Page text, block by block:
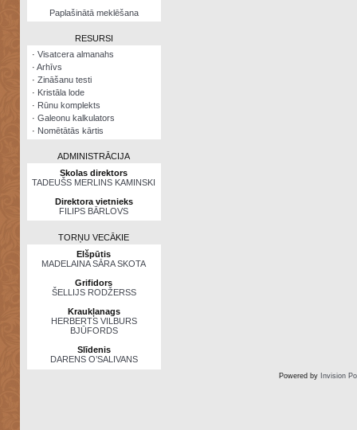
NomētātāsPaplašinātā meklēšana
RESURSI
· Visatcera almanahs
· Arhīvs
· Zināšanu testi
· Kristāla lode
· Rūnu komplekts
· Galeonu kalkulators
· Nomētātās kārtis
ADMINISTRĀCIJA
Skolas direktors
TADEUŠS MERLINS KAMINSKI
Direktora vietnieks
FILIPS BĀRLOVS
TORŅU VECĀKIE
Elšpūtis
MADELAINA SĀRA SKOTA
Grifidors
ŠELLIJS RODŽERSS
Kraukļanags
HERBERTS VILBURS
BJŪFORDS
Slīdenis
DARENS O’SALIVANS
Powered by Invision